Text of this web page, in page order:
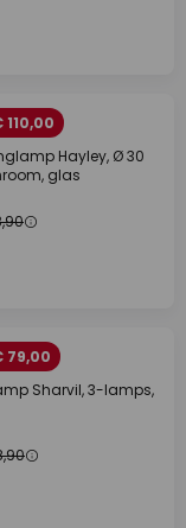
Hayley, Ø 30
glas
79,00
Sharvil, 3-lamps,